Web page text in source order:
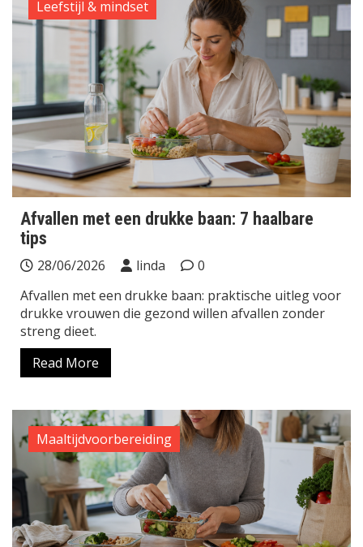
Leefstijl & mindset
Afvallen met een drukke baan: 7 haalbare
tips
28/06/2026 linda
0
Afvallen met een drukke baan: praktische uitleg voor
drukke vrouwen die gezond willen afvallen zonder
streng dieet.
Read More
Maaltijdvoorbereiding